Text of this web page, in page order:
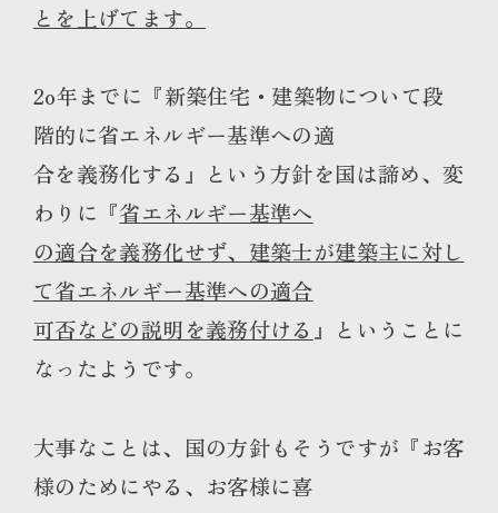
とを上げてます。
2o年までに『新築住宅・建築物について段
階的に省エネルギー基準への適
合を義務化する』という方針を国は諦め、変
わりに『省エネルギー基準へ
の適合を義務化せず、建築士が建築主に対し
て省エネルギー基準への適合
可否などの説明を義務付ける 』ということに
なったようです。
大事なことは、国の方針もそうですが『お客
様のためにやる、お客様に喜